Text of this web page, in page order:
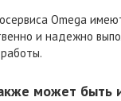
Omega
и надежно
может быть